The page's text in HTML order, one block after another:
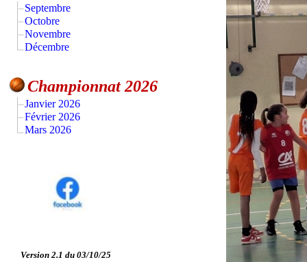
Septembre
Octobre
Novembre
Décembre
Championnat 2026
Janvier 2026
Février 2026
Mars 2026
Version 2.1 du 03/10/25